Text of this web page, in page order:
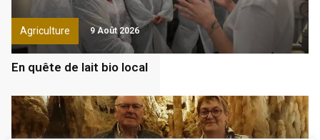
Agriculture 9 Août 2026
En quête de lait bio local